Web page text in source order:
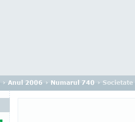
› Anul 2006 › Numarul 740 › Societate